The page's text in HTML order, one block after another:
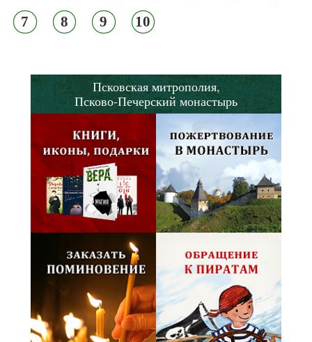
7 8 9 10
Псковская митрополия,
Псково-Печерский монастырь